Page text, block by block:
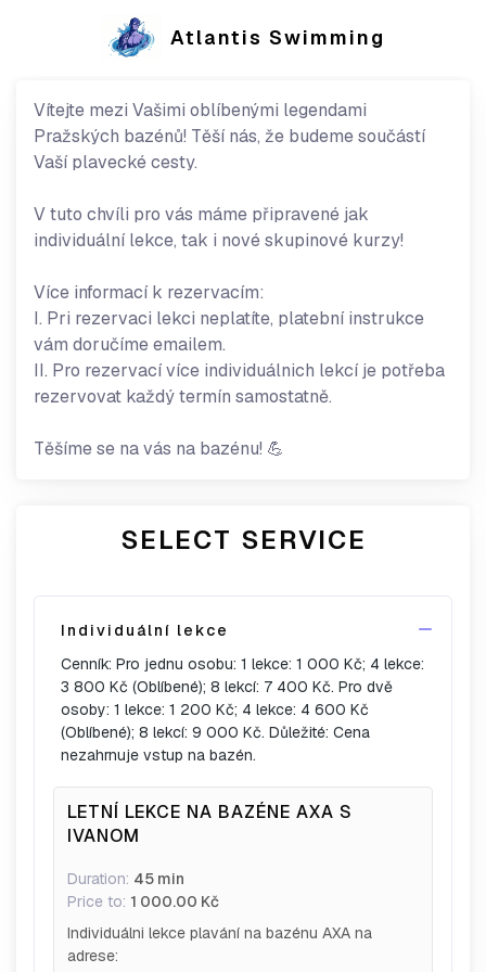
Atlantis Swimming
Vítejte mezi Vašimi oblíbenými legendami
Pražských bazénů! Těší nás, že budeme součástí
Vaší plavecké cesty.
V tuto chvíli pro vás máme připravené jak
individuální lekce, tak i nové skupinové kurzy!
Více informací k rezervacím:
I. Pri rezervaci lekci neplatíte, platební instrukce
vám doručíme emailem.
II. Pro rezervací více individuálnich lekcí je potřeba
rezervovat každý termín samostatně.
Těšíme se na vás na bazénu! 💪
SELECT SERVICE
Individuální lekce
Cenník: Pro jednu osobu: 1 lekce: 1 000 Kč; 4 lekce:
3 800 Kč (Oblíbené); 8 lekcí: 7 400 Kč. Pro dvě
osoby: 1 lekce: 1 200 Kč; 4 lekce: 4 600 Kč
(Oblíbené); 8 lekcí: 9 000 Kč. Důležité: Cena
nezahrnuje vstup na bazén.
LETNÍ LEKCE NA BAZÉNE AXA S
IVANOM
Duration: 45 min
Price to: 1 000.00 Kč
Individuálni lekce plavání na bazénu AXA na
adrese: